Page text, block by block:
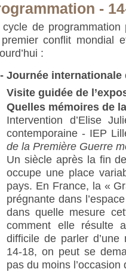
-
cycle de programmation
conflit mondial
:
Journée internationale
Visite guidée de
Quelles mémoires de
Intervention d’Elise
contemporaine - IEP
de la Première Guerre
Un siècle après la fin
occupe une place
pays. En France, la «
prégnante dans
dans quelle mesure
comment elle résulte
difficile de parler d’une
14-18, on peut se
pas du moins